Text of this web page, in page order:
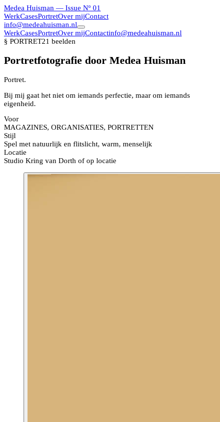
Medea Huisman — Issue Nº 01
WerkCasesPortretOver mijContact
info@medeahuisman.nl
WerkCasesPortretOver mijContactinfo@medeahuisman.nl
§ PORTRET21 beelden
Portretfotografie door Medea Huisman
Portret.
Bij mij gaat het niet om iemands perfectie, maar om iemands
eigenheid.
Voor
MAGAZINES, ORGANISATIES, PORTRETTEN
Stijl
Spel met natuurlijk en flitslicht, warm, menselijk
Locatie
Studio Kring van Dorth of op locatie